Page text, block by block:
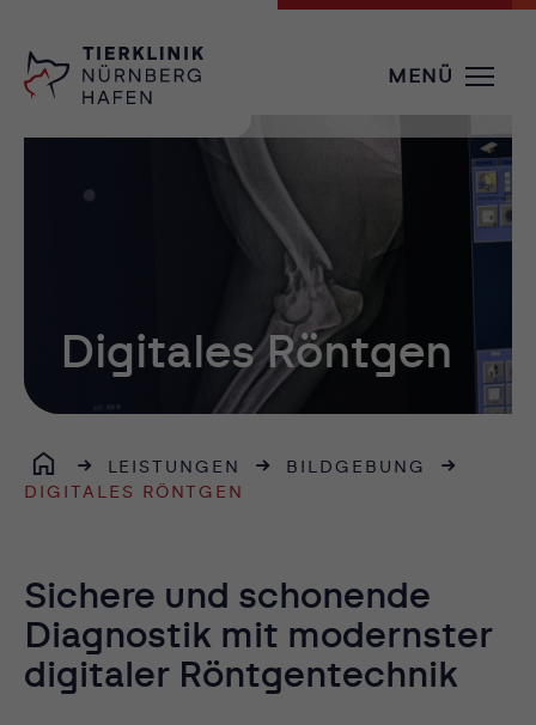
MENÜ
Digitales Röntgen
LEISTUNGEN
BILDGEBUNG
DIGITALES RÖNTGEN
Sichere und schonende
Diagnostik mit modernster
digitaler Röntgentechnik